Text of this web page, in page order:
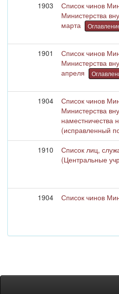
1903
Список чинов
Министерства
марта
1901
Список чинов
Министерства
апреля
1904
Список чинов
Министерства
наместничества
(исправленный
1910
Список лиц,
(Центральные
1904
Список чинов